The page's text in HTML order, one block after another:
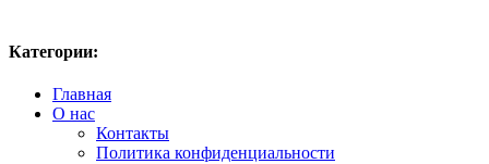
Категории:
Главная
О нас
Контакты
Политика конфиденциальности